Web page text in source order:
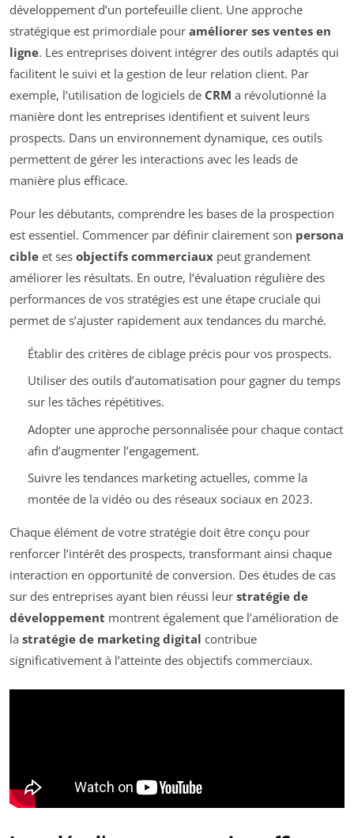
développement d’un portefeuille client. Une approche
stratégique est primordiale pour améliorer ses ventes en
ligne. Les entreprises doivent intégrer des outils adaptés qui
facilitent le suivi et la gestion de leur relation client. Par
exemple, l’utilisation de logiciels de CRM a révolutionné la
manière dont les entreprises identifient et suivent leurs
prospects. Dans un environnement dynamique, ces outils
permettent de gérer les interactions avec les leads de
manière plus efficace.
Pour les débutants, comprendre les bases de la prospection
est essentiel. Commencer par définir clairement son persona
cible et ses objectifs commerciaux peut grandement
améliorer les résultats. En outre, l’évaluation régulière des
performances de vos stratégies est une étape cruciale qui
permet de s’ajuster rapidement aux tendances du marché.
Établir des critères de ciblage précis pour vos prospects.
Utiliser des outils d’automatisation pour gagner du temps
sur les tâches répétitives.
Adopter une approche personnalisée pour chaque contact
afin d’augmenter l’engagement.
Suivre les tendances marketing actuelles, comme la
montée de la vidéo ou des réseaux sociaux en 2023.
Chaque élément de votre stratégie doit être conçu pour
renforcer l’intérêt des prospects, transformant ainsi chaque
interaction en opportunité de conversion. Des études de cas
sur des entreprises ayant bien réussi leur stratégie de
développement montrent également que l’amélioration de
la stratégie de marketing digital contribue
significativement à l’atteinte des objectifs commerciaux.